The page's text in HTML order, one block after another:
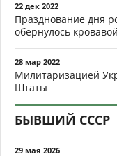
22 дек 2022
Празднование дня
обернулось
28 мар 2022
Милитаризацией
Штаты
БЫВШИЙ СССР
29 мая 2026